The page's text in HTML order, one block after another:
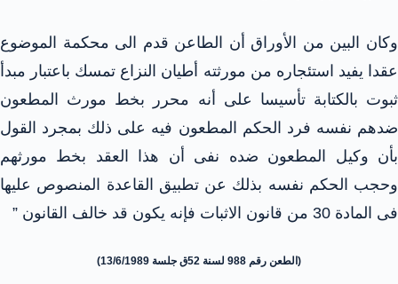
وكان البين من الأوراق أن الطاعن قدم الى محكمة الموضوع
عقدا يفيد استئجاره من مورثته أطيان النزاع تمسك باعتبار مبدأ
ثبوت بالكتابة تأسيسا على أنه محرر بخط مورث المطعون
ضدهم نفسه فرد الحكم المطعون فيه على ذلك بمجرد القول
بأن وكيل المطعون ضده نفى أن هذا العقد بخط مورثهم
وحجب الحكم نفسه بذلك عن تطبيق القاعدة المنصوص عليها
فى المادة 30 من قانون الاثبات فإنه يكون قد خالف القانون ”
(الطعن رقم 988 لسنة 52ق جلسة 13/6/1989)